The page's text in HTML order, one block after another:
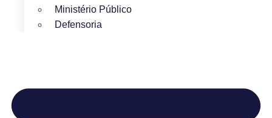
Ministério Público
Defensoria